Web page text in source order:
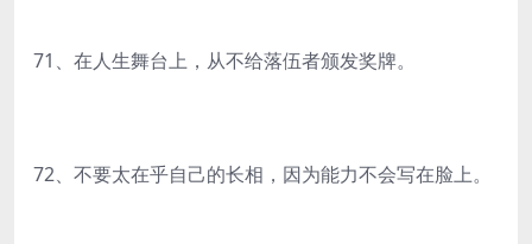
71、在人生舞台上，从不给落伍者颁发奖牌。
72、不要太在乎自己的长相，因为能力不会写在脸上。